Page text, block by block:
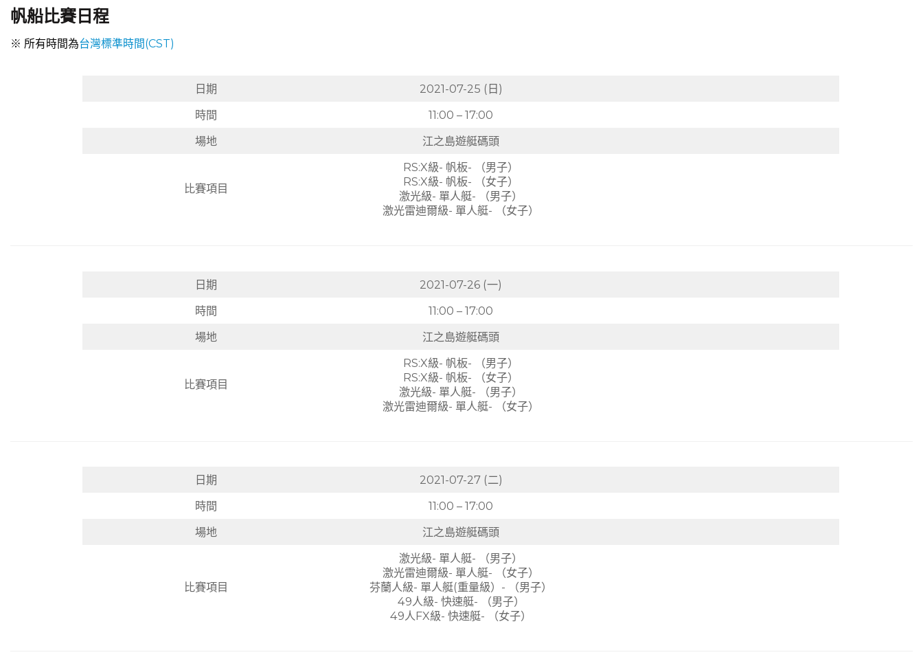
帆船比賽日程
※ 所有時間為台灣標準時間(CST)
日期
2021-07-25 (日)
時間
11:00 – 17:00
場地
江之島遊艇碼頭
比賽項目
RS:X級- 帆板- （男子）
RS:X級- 帆板- （女子）
激光級- 單人艇- （男子）
激光雷迪爾級- 單人艇- （女子）
日期
2021-07-26 (一)
時間
11:00 – 17:00
場地
江之島遊艇碼頭
比賽項目
RS:X級- 帆板- （男子）
RS:X級- 帆板- （女子）
激光級- 單人艇- （男子）
激光雷迪爾級- 單人艇- （女子）
日期
2021-07-27 (二)
時間
11:00 – 17:00
場地
江之島遊艇碼頭
比賽項目
激光級- 單人艇- （男子）
激光雷迪爾級- 單人艇- （女子）
芬蘭人級- 單人艇(重量級）- （男子）
49人級- 快速艇- （男子）
49人FX級- 快速艇- （女子）